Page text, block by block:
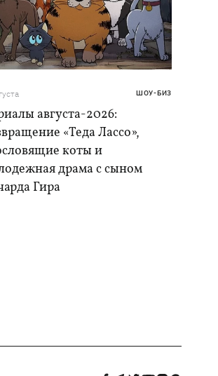
ШОУ-БИЗ
августа-2026:
«Теда Лассо»,
коты и
драма с сыном
Гира